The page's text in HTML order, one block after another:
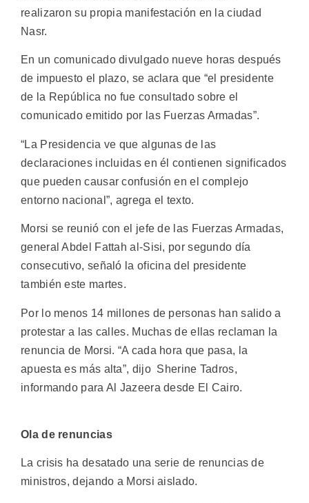
realizaron su propia manifestación en la ciudad
Nasr.
En un comunicado divulgado nueve horas después
de impuesto el plazo, se aclara que “el presidente
de la República no fue consultado sobre el
comunicado emitido por las Fuerzas Armadas”.
“La Presidencia ve que algunas de las
declaraciones incluidas en él contienen significados
que pueden causar confusión en el complejo
entorno nacional”, agrega el texto.
Morsi se reunió con el jefe de las Fuerzas Armadas,
general Abdel Fattah al-Sisi, por segundo día
consecutivo, señaló la oficina del presidente
también este martes.
Por lo menos 14 millones de personas han salido a
protestar a las calles. Muchas de ellas reclaman la
renuncia de Morsi. “A cada hora que pasa, la
apuesta es más alta”, dijo Sherine Tadros,
informando para Al Jazeera desde El Cairo.
Ola de renuncias
La crisis ha desatado una serie de renuncias de
ministros, dejando a Morsi aislado.